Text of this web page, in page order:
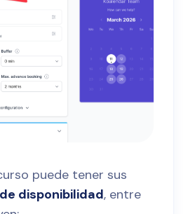
puede tener sus
disponibilidad, entre